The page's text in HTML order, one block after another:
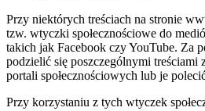
Przy niektórych treściach na stronie
tzw. wtyczki społecznościowe do
takich jak Facebook czy YouTube. Za
podzielić się poszczególnymi treściami
portali społecznościowych lub je
Przy korzystaniu z tych wtyczek